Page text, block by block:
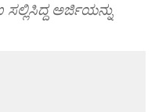
ಅರ್ಜಿಯನ್ನು